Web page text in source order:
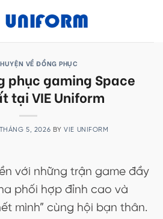
VỀ ĐỒNG PHỤC
phục gaming Space
tại VIE Uniform
5, 2026 BYVIE UNIFORM
với những trận game đầy
phối hợp đỉnh cao và
mình” cùng hội bạn thân.